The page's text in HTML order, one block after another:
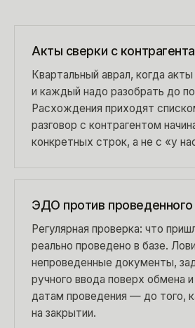
Акты сверки с
Квартальный аврал, когда
и каждый надо разобрать до
Расхождения приходят
разговор с контрагентом
конкретных строк, а не с «у
ЭДО против проведенного
Регулярная проверка: что
реально проведено в базе.
непроведенные документы,
ручного ввода поверх обмена
датам проведения — до того,
на закрытии.